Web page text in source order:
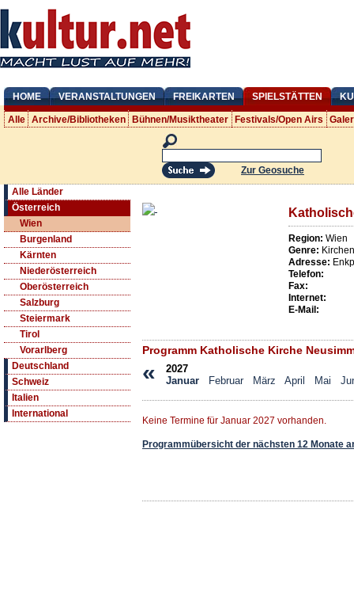
HOME VERANSTALTUNGEN FREIKARTEN SPIELSTÄTTEN
Alle Archive/Bibliotheken Bühnen/Musiktheater Festivals/Open Airs
Zur Geosuche
Alle Länder
Österreich
Wien
Burgenland
Kärnten
Niederösterreich
Oberösterreich
Salzburg
Steiermark
Tirol
Vorarlberg
Deutschland
Schweiz
Italien
International
Region: Wien
Genre: Kirchen
Adresse:
Telefon:
Fax:
Internet:
E-Mail:
Programm Katholische Kirche
«
2027
Januar
Februar März April Mai
Keine Termine für Januar 2027 vorhanden.
Programmübersicht der nächsten 12 Monate